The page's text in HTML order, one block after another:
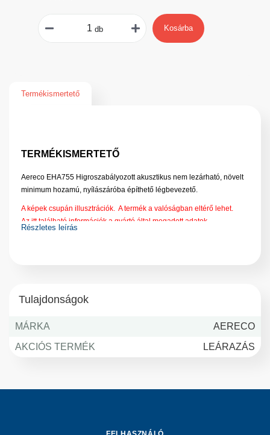
db Kosárba
Termékismertető
TERMÉKISMERTETŐ
Aereco EHA755 Higroszabályozott akusztikus nem lezárható, növelt
minimum hozamú, nyílászáróba építhető légbevezető.
A képek csupán illusztrációk. A termék a valóságban eltérő lehet.
Az itt található információk a gyártó által megadott adatok.
Részletes leírás
Tulajdonságok
MÁRKA
AERECO
AKCIÓS TERMÉK
LEÁRAZÁS